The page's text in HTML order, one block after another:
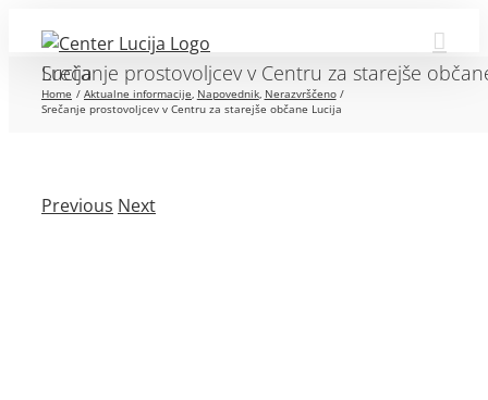
content
Srečanje prostovoljcev v Centru za starejše občane Lucija
Home Aktualne informacije Napovednik Nerazvrščeno
Srečanje prostovoljcev v Centru za starejše občane Lucija
Previous Next